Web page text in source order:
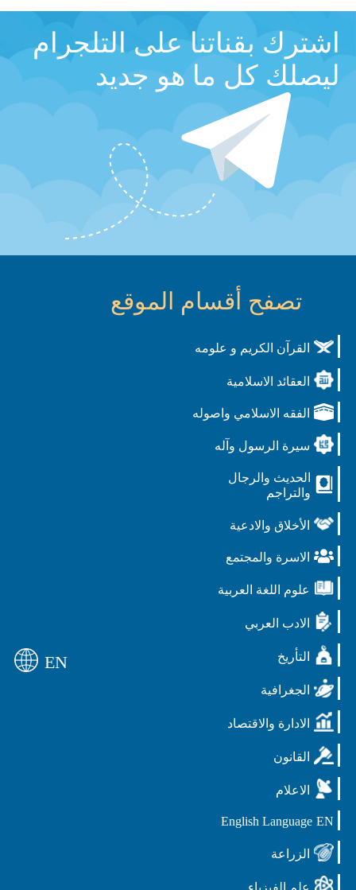
اشترك بقناتنا على التلجرام
ليصلك كل ما هو جديد
تصفح أقسام الموقع
القرآن الكريم و علومه
العقائد الاسلامية
الفقه الاسلامي واصوله
سيرة الرسول وآله
الحديث والرجال
والتراجم
الأخلاق والادعية
الاسرة والمجتمع
علوم اللغة العربية
الادب العربي
التأريخ
الجغرافية
الادارة والاقتصاد
القانون
الاعلام
EN
English Language
الزراعة
علم الفيزياء
EN